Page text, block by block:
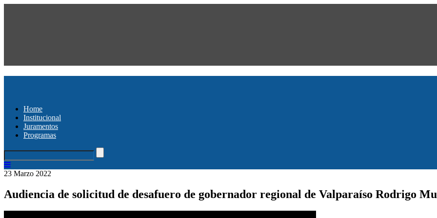
Home
Institucional
Juramentos
Programas
23 Marzo 2022
Audiencia de solicitud de desafuero de gobernador regional de Valparaíso Rodrigo